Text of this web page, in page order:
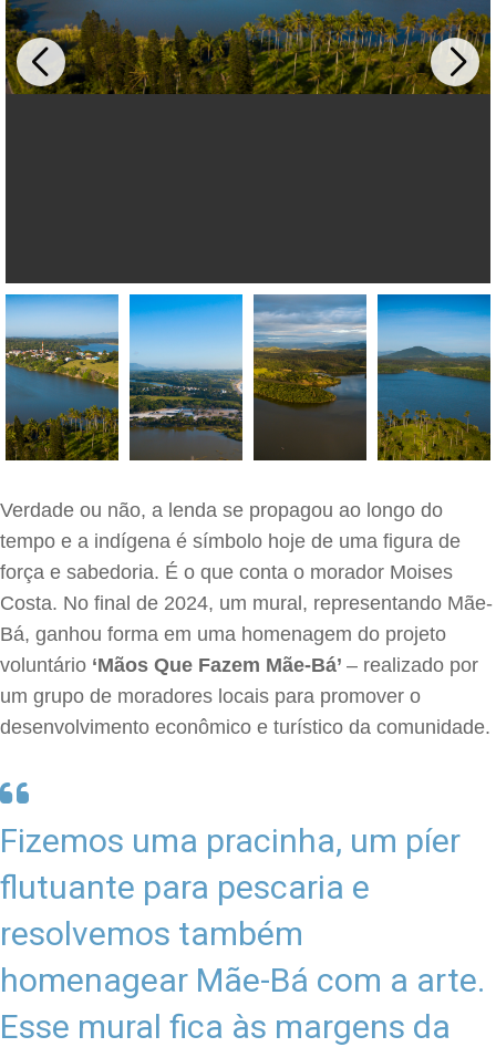
Verdade ou não, a lenda se propagou ao longo do
tempo e a indígena é símbolo hoje de uma figura de
força e sabedoria. É o que conta o morador Moises
Costa. No final de 2024, um mural, representando Mãe-
Bá, ganhou forma em uma homenagem do projeto
voluntário ‘Mãos Que Fazem Mãe-Bá’ – realizado por
um grupo de moradores locais para promover o
desenvolvimento econômico e turístico da comunidade.
Fizemos uma pracinha, um píer
flutuante para pescaria e
resolvemos também
homenagear Mãe-Bá com a arte.
Esse mural fica às margens da